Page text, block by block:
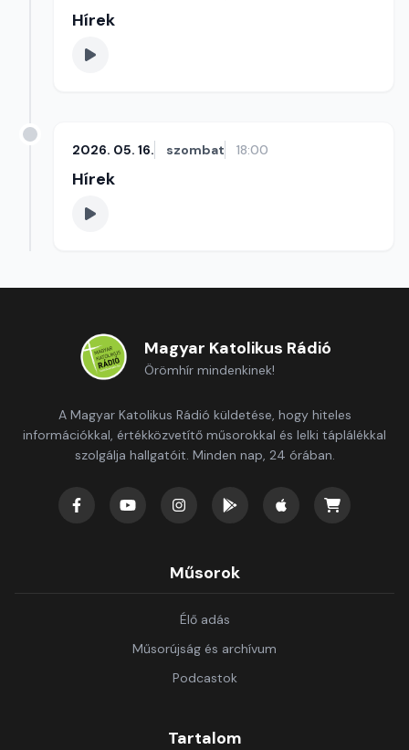
Hírek
2026. 05. 16. szombat 18:00
Hírek
Magyar Katolikus Rádió
Örömhír mindenkinek!
A Magyar Katolikus Rádió küldetése, hogy hiteles
információkkal, értékközvetítő műsorokkal és lelki táplálékkal
szolgálja hallgatóit. Minden nap, 24 órában.
Műsorok
Élő adás
Műsorújság és archívum
Podcastok
Tartalom